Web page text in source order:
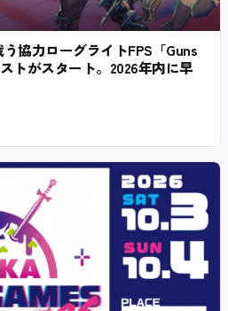
協力ローグライトFPS「Guns
トがスタート。2026年内に早